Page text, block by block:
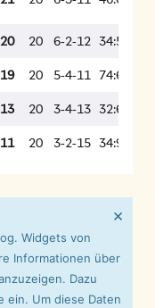
Widgets von
Informationen über
Dazu
ein. Um diese Daten
×